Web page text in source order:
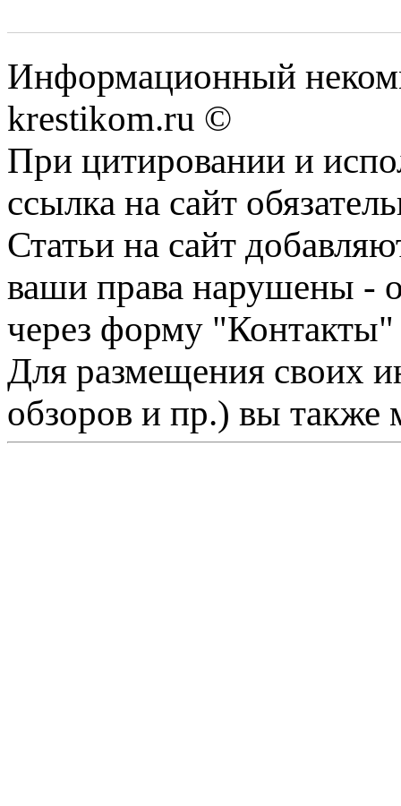
Информационный
krestikom.ru ©
При цитировании и
ссылка на сайт
Статьи на сайт
ваши права нарушены -
через форму "Контакты"
Для размещения своих
обзоров и пр.) вы также